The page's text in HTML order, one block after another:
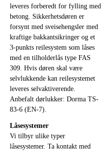
leveres forberedt for fylling med
betong. Sikkerhetsdøren er
forsynt med sveisehengsler med
kraftige bakkantsikringer og et
3-punkts reilesystem som låses
med en tilholderlås type FAS
309. Hvis døren skal være
selvlukkende kan reilesystemet
leveres selvaktiverende.
Anbefalt dørlukker: Dorma TS-
83-6 (EN-7).
Låsesystemer
Vi tilbyr ulike typer
låsesystemer. Ta kontakt med